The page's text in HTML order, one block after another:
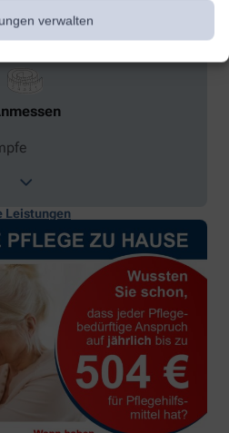
verwalten
Leistungen